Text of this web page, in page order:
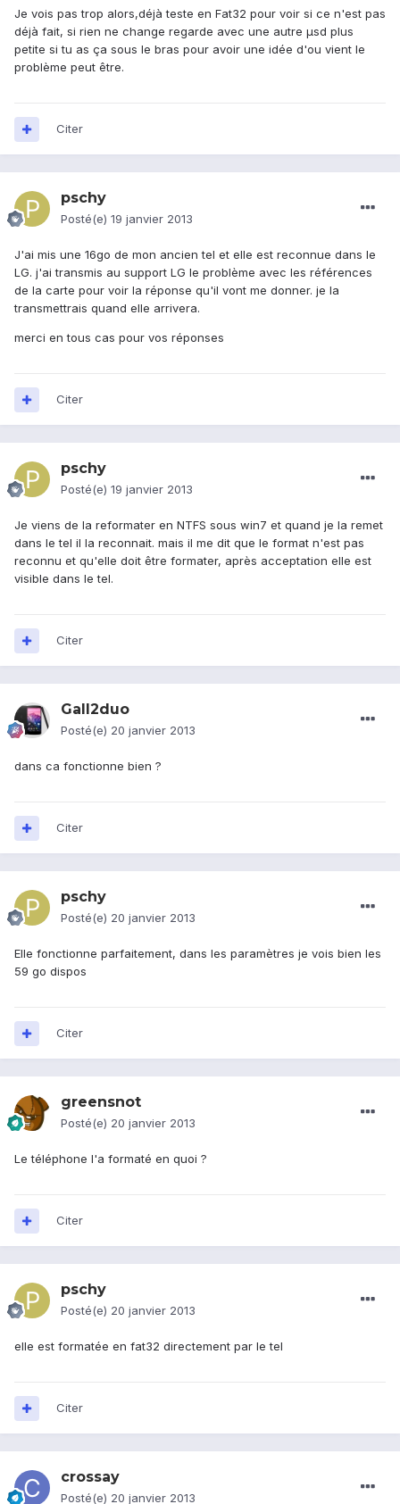
Je vois pas trop alors,déjà teste en Fat32 pour voir si ce n'est pas
déjà fait, si rien ne change regarde avec une autre µsd plus
petite si tu as ça sous le bras pour avoir une idée d'ou vient le
problème peut être.
Citer
pschy
Posté(e) 19 janvier 2013
J'ai mis une 16go de mon ancien tel et elle est reconnue dans le
LG. j'ai transmis au support LG le problème avec les références
de la carte pour voir la réponse qu'il vont me donner. je la
transmettrais quand elle arrivera.
merci en tous cas pour vos réponses
Citer
pschy
Posté(e) 19 janvier 2013
Je viens de la reformater en NTFS sous win7 et quand je la remet
dans le tel il la reconnait. mais il me dit que le format n'est pas
reconnu et qu'elle doit être formater, après acceptation elle est
visible dans le tel.
Citer
Gall2duo
Posté(e) 20 janvier 2013
dans ca fonctionne bien ?
Citer
pschy
Posté(e) 20 janvier 2013
Elle fonctionne parfaitement, dans les paramètres je vois bien les
59 go dispos
Citer
greensnot
Posté(e) 20 janvier 2013
Le téléphone l'a formaté en quoi ?
Citer
pschy
Posté(e) 20 janvier 2013
elle est formatée en fat32 directement par le tel
Citer
crossay
Posté(e) 20 janvier 2013